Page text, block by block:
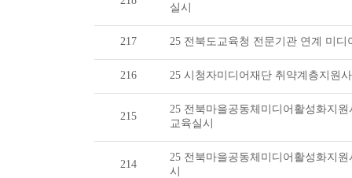
실시
217 25 전북도교육청 전문기관 연계 미
216 25 시청자미디어재단 취약계층지원
215
25 전북마을공동체미디어활성화지
교육실시
214
25 전북마을공동체미디어활성화지
시